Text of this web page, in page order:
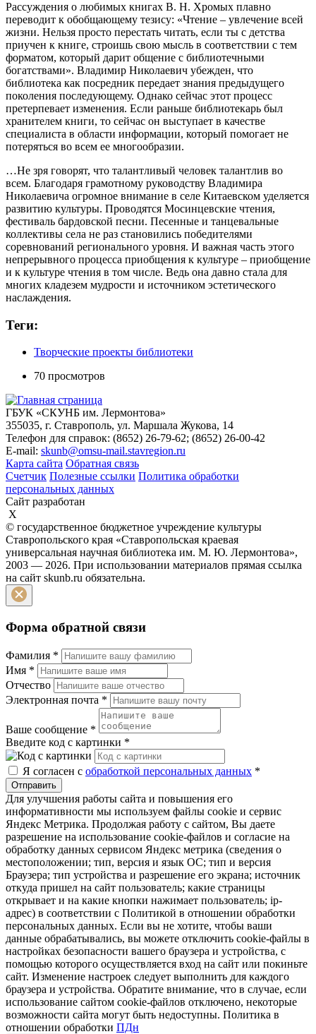
Рассуждения о любимых книгах В. Н. Хромых плавно
переводит к обобщающему тезису: «Чтение – увлечение всей
жизни. Нельзя просто перестать читать, если ты с детства
приучен к книге, строишь свою мысль в соответствии с тем
форматом, который дарит общение с библиотечными
богатствами». Владимир Николаевич убежден, что
библиотека как посредник передает знания предыдущего
поколения последующему. Однако сейчас этот процесс
претерпевает изменения. Если раньше библиотекарь был
хранителем книги, то сейчас он выступает в качестве
специалиста в области информации, который помогает не
потеряться во всем ее многообразии.
…Не зря говорят, что талантливый человек талантлив во
всем. Благодаря грамотному руководству Владимира
Николаевича огромное внимание в селе Китаевском уделяется
развитию культуры. Проводятся Мосинцевские чтения,
фестиваль бардовской песни. Песенные и танцевальные
коллективы села не раз становились победителями
соревнований регионального уровня. И важная часть этого
непрерывного процесса приобщения к культуре – приобщение
и к культуре чтения в том числе. Ведь она давно стала для
многих кладезем мудрости и источником эстетического
наслаждения.
Теги:
Творческие проекты библиотеки
70 просмотров
ГБУК «СКУНБ им. Лермонтова»
355035, г. Ставрополь, ул. Маршала Жукова, 14
Телефон для справок: (8652) 26-79-62; (8652) 26-00-42
E-mail: skunb@omsu-mail.stavregion.ru
Карта сайта Обратная связь
Счетчик Полезные ссылки Политика обработки
персональных данных
Сайт разработан
X
© государственное бюджетное учреждение культуры
Ставропольского края «Ставропольская краевая
универсальная научная библиотека им. М. Ю. Лермонтова»,
2003 — 2026. При использовании материалов прямая ссылка
на сайт skunb.ru обязательна.
Форма обратной связи
Фамилия *
Имя *
Отчество
Электронная почта *
Ваше сообщение *
Введите код с картинки *
Я согласен с обработкой персональных данных *
Отправить
Для улучшения работы сайта и повышения его
информативности мы используем файлы cookie и сервис
Яндекс Метрика. Продолжая работу с сайтом, Вы даете
разрешение на использование cookie-файлов и согласие на
обработку данных сервисом Яндекс метрика (сведения о
местоположении; тип, версия и язык ОС; тип и версия
Браузера; тип устройства и разрешение его экрана; источник
откуда пришел на сайт пользователь; какие страницы
открывает и на какие кнопки нажимает пользователь; ip-
адрес) в соответствии с Политикой в отношении обработки
персональных данных. Если вы не хотите, чтобы ваши
данные обрабатывались, вы можете отключить cookie-файлы в
настройках безопасности вашего браузера и устройства, с
помощью которого осуществляется вход на сайт или покиньте
сайт. Изменение настроек следует выполнить для каждого
браузера и устройства. Обратите внимание, что в случае, если
использование сайтом cookie-файлов отключено, некоторые
возможности сайта могут быть недоступны. Политика в
отношении обработки ПДн